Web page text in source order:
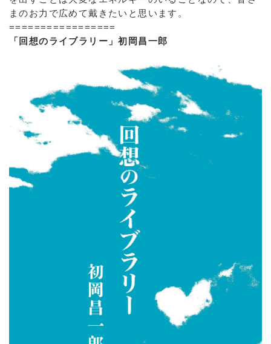
まのお力で広めて戴きたいと思います。
=================
「回想のライブラリー」初岡昌一郎